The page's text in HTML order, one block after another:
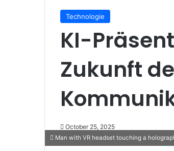
Technologie
KI-
Zukunft
October 25, 2025
Man with VR headset touching a